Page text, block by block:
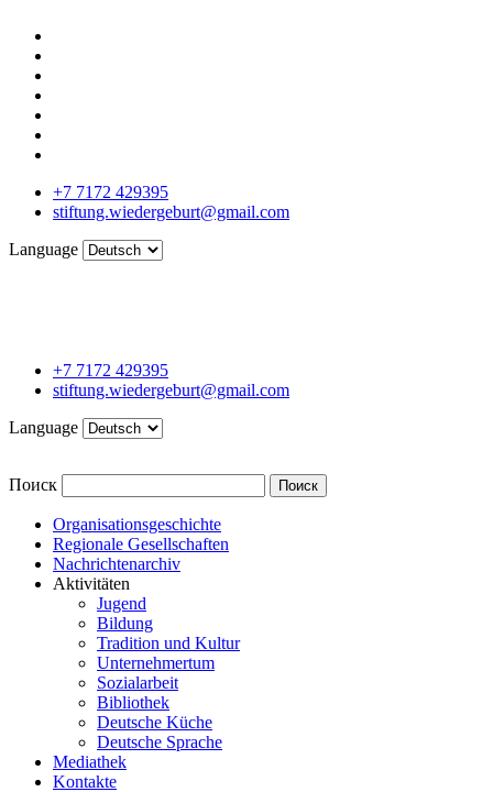
+7 7172 429395
stiftung.wiedergeburt@gmail.com
Language
+7 7172 429395
stiftung.wiedergeburt@gmail.com
Language
Поиск Поиск
Organisationsgeschichte
Regionale Gesellschaften
Nachrichtenarchiv
Aktivitäten
Jugend
Bildung
Tradition und Kultur
Unternehmertum
Sozialarbeit
Bibliothek
Deutsche Küche
Deutsche Sprache
Mediathek
Kontakte